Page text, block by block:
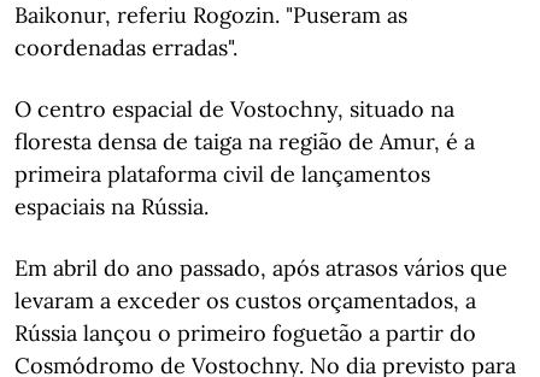
Baikonur, referiu Rogozin. "Puseram as
coordenadas erradas".
O centro espacial de Vostochny, situado na
floresta densa de taiga na região de Amur, é a
primeira plataforma civil de lançamentos
espaciais na Rússia.
Em abril do ano passado, após atrasos vários que
levaram a exceder os custos orçamentados, a
Rússia lançou o primeiro foguetão a partir do
Cosmódromo de Vostochny. No dia previsto para